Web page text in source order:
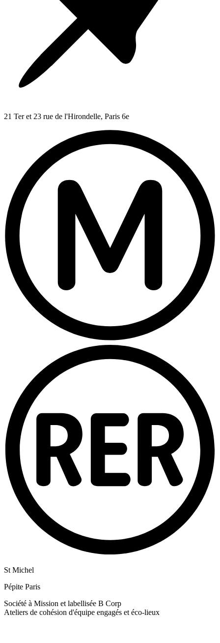
21 Ter et 23 rue de l'Hirondelle, Paris 6e
St Michel
Pépite Paris
Société à Mission et labellisée B Corp
Ateliers de cohésion d'équipe engagés et éco-lieux